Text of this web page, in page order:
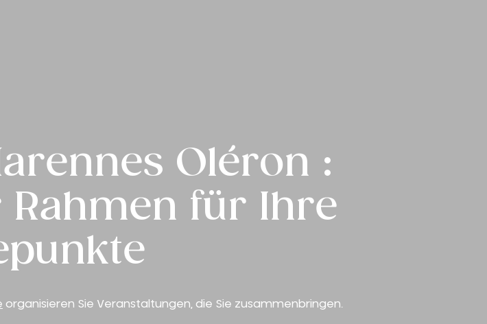
Oléron :
für Ihre
organisieren Sie Veranstaltungen, die Sie zusammenbringen.